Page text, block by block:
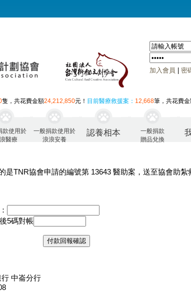
加入會員 密
隻，共花費金額24,212,850元！ 目前醫療救援案： 12,668筆，共花費金
款使用於
醫療
一般捐款使用於
浪浪安養
認養相本
一般捐款
贈品兌換
是TNR協會申請的編號第 13643 醫助案，送至協會助紮
5碼對帳
中崙分行